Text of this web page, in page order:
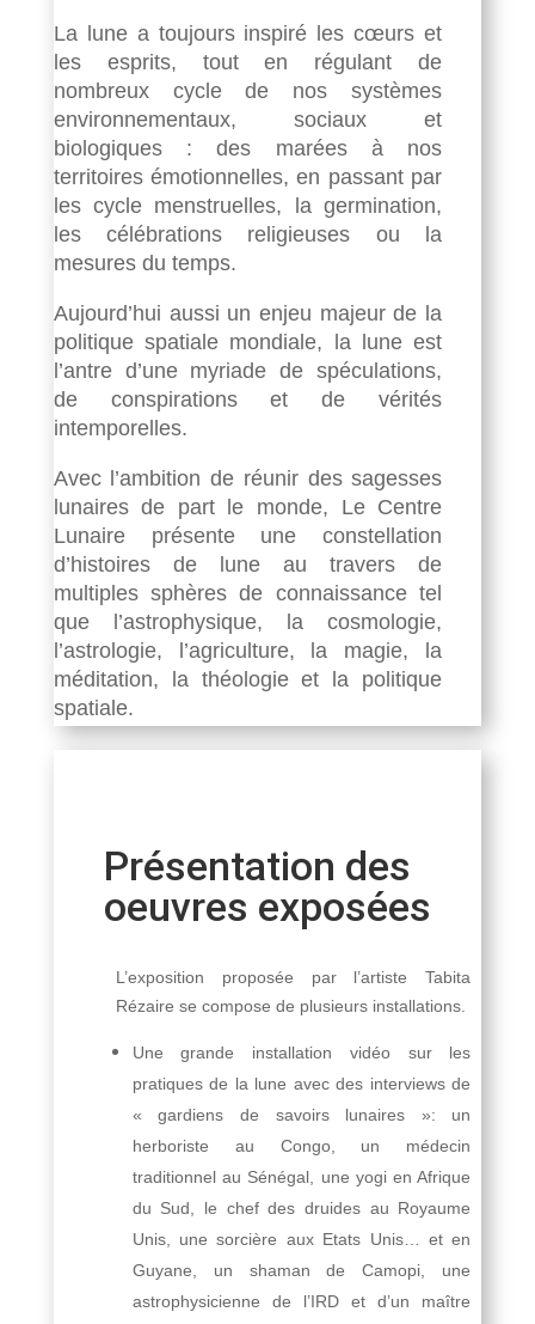
La lune a toujours inspiré les cœurs et
les esprits, tout en régulant de
nombreux cycle de nos systèmes
environnementaux, sociaux et
biologiques : des marées à nos
territoires émotionnelles, en passant par
les cycle menstruelles, la germination,
les célébrations religieuses ou la
mesures du temps.
Aujourd’hui aussi un enjeu majeur de la
politique spatiale mondiale, la lune est
l’antre d’une myriade de spéculations,
de conspirations et de vérités
intemporelles.
Avec l’ambition de réunir des sagesses
lunaires de part le monde, Le Centre
Lunaire présente une constellation
d’histoires de lune au travers de
multiples sphères de connaissance tel
que l’astrophysique, la cosmologie,
l’astrologie, l’agriculture, la magie, la
méditation, la théologie et la politique
spatiale.
Présentation des
oeuvres exposées
L’exposition proposée par l’artiste Tabita
Rézaire se compose de plusieurs installations.
Une grande installation vidéo sur les
pratiques de la lune avec des interviews de
« gardiens de savoirs lunaires »: un
herboriste au Congo, un médecin
traditionnel au Sénégal, une yogi en Afrique
du Sud, le chef des druides au Royaume
Unis, une sorcière aux Etats Unis… et en
Guyane, un shaman de Camopi, une
astrophysicienne de l’IRD et d’un maître